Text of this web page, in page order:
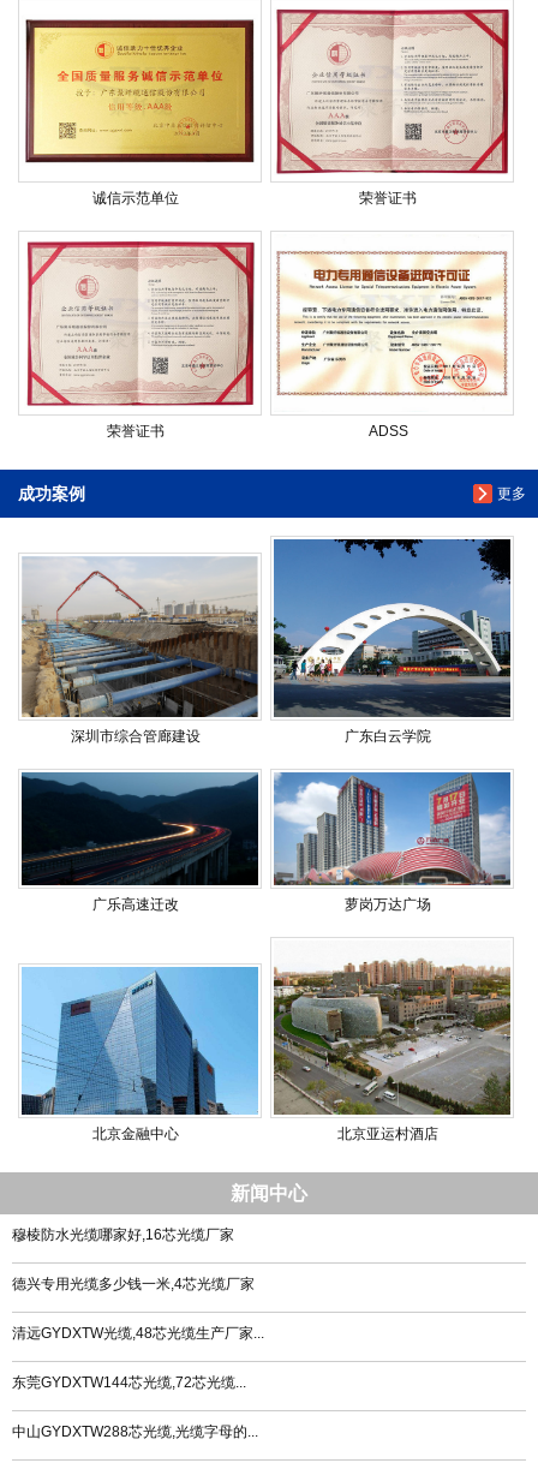
诚信示范单位 荣誉证书
荣誉证书 ADSS
更多
成功案例
深圳市综合管廊建设 广东白云学院
广乐高速迁改 萝岗万达广场
北京金融中心 北京亚运村酒店
新闻中心
穆棱防水光缆哪家好,16芯光缆厂家
德兴专用光缆多少钱一米,4芯光缆厂家
清远GYDXTW光缆,48芯光缆生产厂家...
东莞GYDXTW144芯光缆,72芯光缆...
中山GYDXTW288芯光缆,光缆字母的...